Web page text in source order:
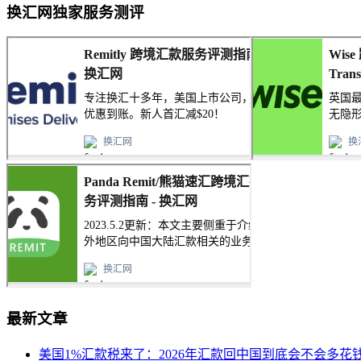
换汇网独家服务测评
最新文章
美国1%汇款税来了：2026年汇款回中国到底会不会多花